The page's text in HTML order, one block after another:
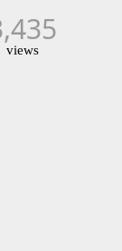
views